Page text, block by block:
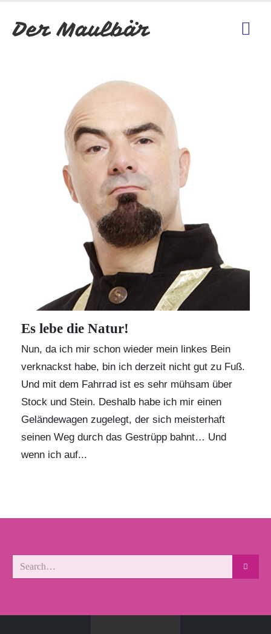
Es lebe die Natur!
Nun, da ich mir schon wieder mein linkes Bein
verknackst habe, bin ich derzeit nicht gut zu Fuß.
Und mit dem Fahrrad ist es sehr mühsam über
Stock und Stein. Deshalb habe ich mir einen
Geländewagen zugelegt, der sich meisterhaft
seinen Weg durch das Gestrüpp bahnt… Und
wenn ich auf...